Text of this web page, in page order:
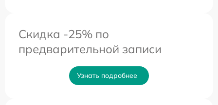
Скидка -25% по
предварительной записи
Узнать подробнее